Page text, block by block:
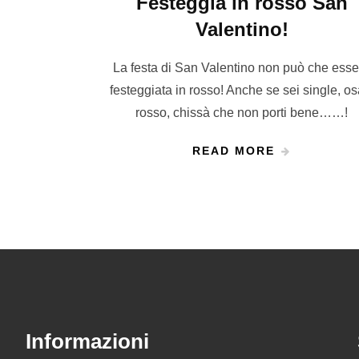
Valentino!
La festa di San Valentino non può che
festeggiata in rosso! Anche se sei single,
rosso, chissà che non porti bene……!
READ MORE
Informazioni